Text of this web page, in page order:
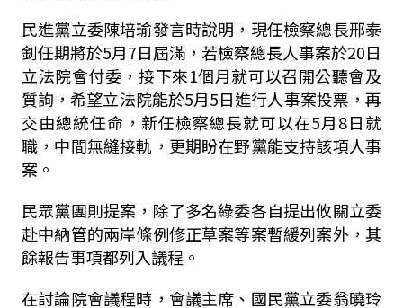
民進黨立委陳培瑜發言時說明，現任檢察總長邢泰
釗任期將於5月7日屆滿，若檢察總長人事案於20日
立法院會付委，接下來1個月就可以召開公聽會及
質詢，希望立法院能於5月5日進行人事案投票，再
交由總統任命，新任檢察總長就可以在5月8日就
職，中間無縫接軌，更期盼在野黨能支持該項人事
案。
民眾黨團則提案，除了多名綠委各自提出攸關立委
赴中納管的兩岸條例修正草案等案暫緩列案外，其
餘報告事項都列入議程。
在討論院會議程時，會議主席、國民黨立委翁曉玲